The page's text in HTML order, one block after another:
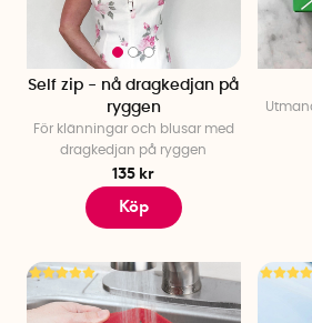
Self zip - nå dragkedjan på
ryggen
För klänningar och blusar med
dragkedjan på ryggen
135 kr
Köp